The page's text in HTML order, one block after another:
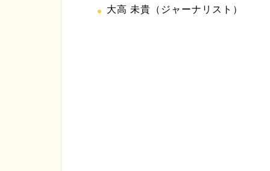
大高 未貴（ジャーナリスト）